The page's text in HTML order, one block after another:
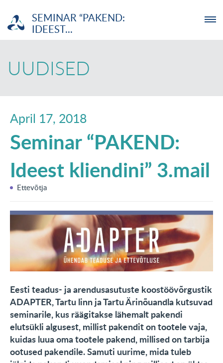
SEMINAR “PAKEND:
IDEEST...
MTÜ
INVESTOR
TUTVUSTUS
UUDISED
KOOLITUSED
KONTAKT
English
UUDISED
April 17, 2018
Seminar “PAKEND:
Ideest kliendini” 3.mail
Ettevõtja
Eesti teadus- ja arendusasutuste koostöövõrgustik
ADAPTER, Tartu linn ja Tartu Ärinõuandla kutsuvad
seminarile, kus räägitakse lähemalt pakendi
elutsükli algusest, millist pakendit on tootele vaja,
kuidas luua oma tootele pakend, millised on tarbija
ootused pakendile. Samuti uurime, mida tuleb